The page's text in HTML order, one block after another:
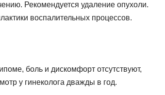
Рекомендуется удаление опухоли.
воспалительных процессов.
боль и дискомфорт отсутствуют,
у гинеколога дважды в год.